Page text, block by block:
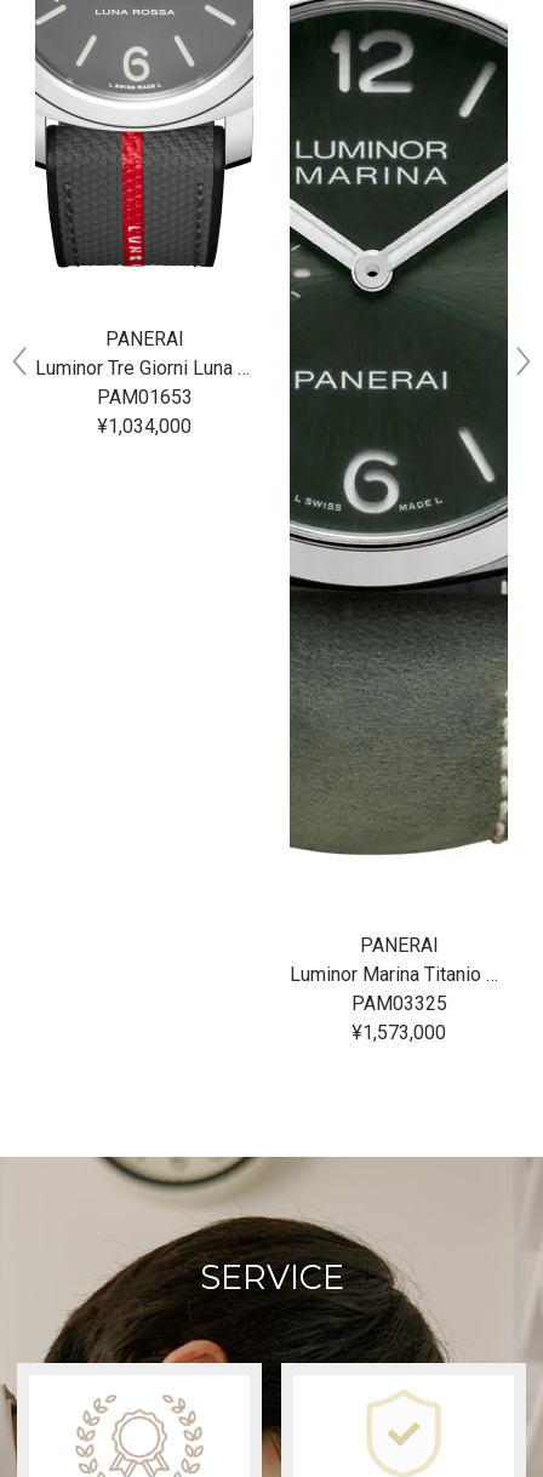
PANERAI
Luminor Tre Giorni Luna Rossa 44MM
PAM01653
¥1,034,000
PANERAI
Luminor Marina Titanio 44MM
PAM03325
¥1,573,000
SERVICE